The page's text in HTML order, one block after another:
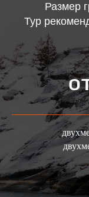
Размер
Тур